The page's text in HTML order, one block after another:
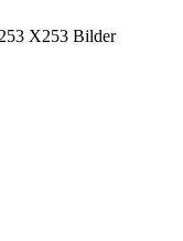
X253 Bilder